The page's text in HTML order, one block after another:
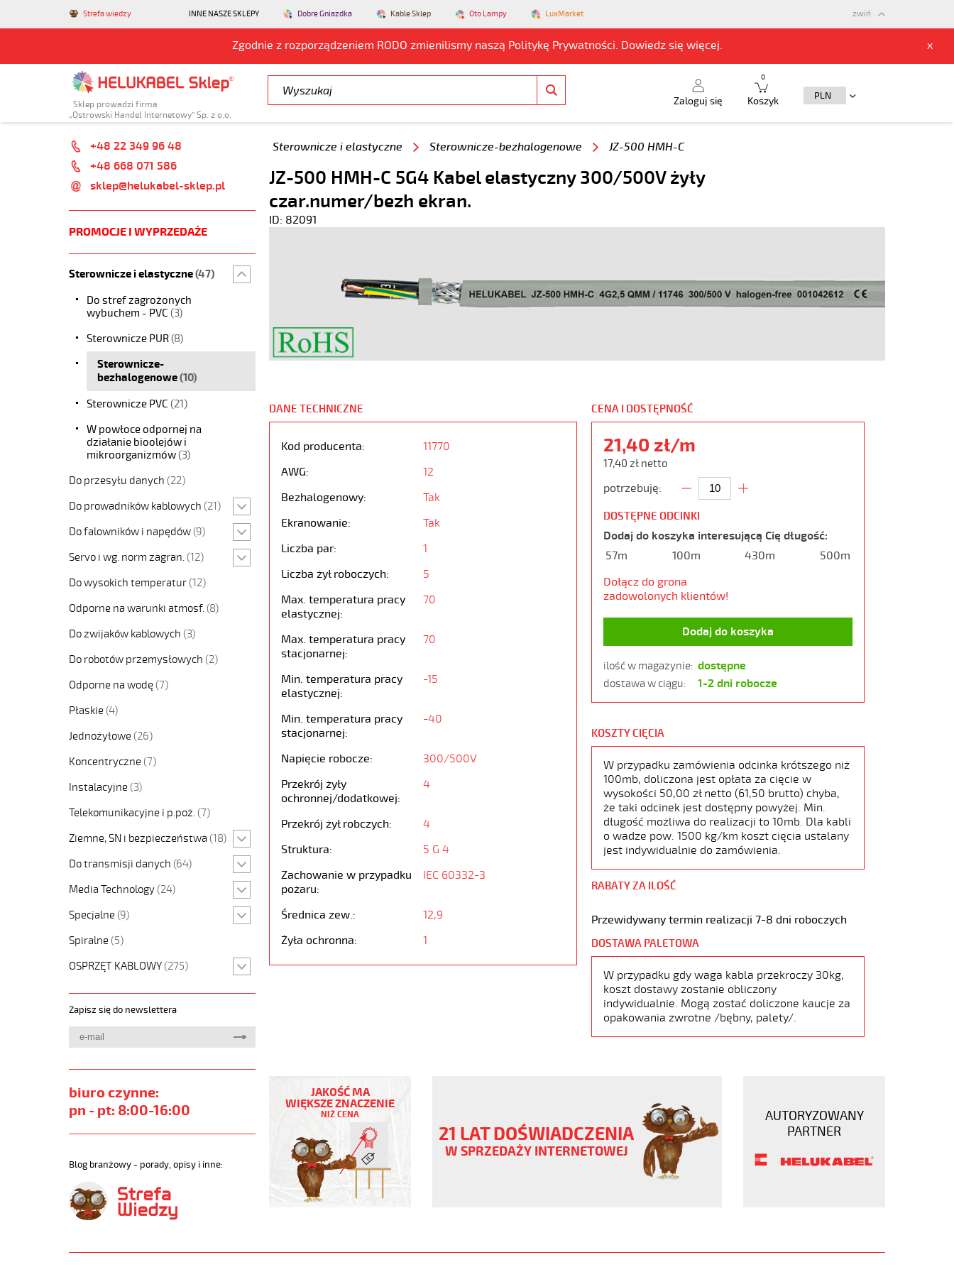
Strefa wiedzy INNE NASZE SKLEPY Dobre Gniazdka Kable Sklep Oto Lampy LuxMarket
Zgodnie z rozporządzeniem RODO zmienilismy naszą Politykę Prywatności. Dowiedz się więcej. x
zwiń
Sklep prowadzi firma
„Ostrowski Handel Internetowy” Sp. z o.o.
Zaloguj się Koszyk
0
+48 22 349 96 48
+48 668 071 586
sklep@helukabel-sklep.pl
PROMOCJE I WYPRZEDAŻE
Sterownicze i elastyczne(47)
Do stref zagrożonych
wybuchem - PVC (3)
Sterownicze PUR(8)
Sterownicze-
bezhalogenowe(10)
Sterownicze PVC (21)
W powłoce odpornej na
działanie bioolejów i
mikroorganizmów(3)
Do przesyłu danych (22)
Do prowadników kablowych (21)
Do falowników i napędów (9)
Servo i wg. norm zagran. (12)
Do wysokich temperatur (12)
Odporne na warunki atmosf. (8)
Do zwijaków kablowych (3)
Do robotów przemysłowych (2)
Odporne na wodę (7)
Płaskie (4)
Jednożyłowe (26)
Koncentryczne (7)
Instalacyjne (3)
Telekomunikacyjne i p.poż. (7)
Ziemne, SN i bezpieczeństwa (18)
Do transmisji danych (64)
Media Technology (24)
Specjalne (9)
Spiralne (5)
OSPRZĘT KABLOWY (275)
Zapisz się do newslettera
biuro czynne:
pn - pt: 8:00-16:00
Blog branżowy - porady, opisy i inne:
Sterownicze i elastyczne Sterownicze-bezhalogenowe JZ-500 HMH-C
JZ-500 HMH-C 5G4 Kabel elastyczny 300/500V żyły
czar.numer/bezh ekran.
ID: 82091
DANE TECHNICZNE
Kod producenta:
11770
AWG:
12
Bezhalogenowy:
Tak
Ekranowanie:
Tak
Liczba par:
1
Liczba żył roboczych:
5
Max. temperatura pracy
elastycznej:
70
Max. temperatura pracy
stacjonarnej:
70
Min. temperatura pracy
elastycznej:
-15
Min. temperatura pracy
stacjonarnej:
-40
Napięcie robocze:
300/500V
Przekrój żyły
ochronnej/dodatkowej:
4
Przekrój żył robczych:
4
Struktura:
5 G 4
Zachowanie w przypadku
pożaru:
IEC 60332-3
Średnica zew.:
12,9
Żyła ochronna:
1
CENA I DOSTĘPNOŚĆ
21,40 zł/m
17,40 zł netto
potrzebuję:
DOSTĘPNE ODCINKI
Dodaj do koszyka interesującą Cię długość:
57m
100m 430m
500m
Dołącz do grona
zadowolonych klientów!
Dodaj do koszyka
ilość w magazynie: dostępne
dostawa w ciągu: 1-2 dni robocze
KOSZTY CIĘCIA
W przypadku zamówienia odcinka krótszego niż
100mb, doliczona jest opłata za cięcie w
wysokości 50,00 zł netto (61,50 brutto) chyba,
że taki odcinek jest dostępny powyżej. Min.
długość możliwa do realizacji to 10mb. Dla kabli
o wadze pow. 1500 kg/km koszt cięcia ustalany
jest indywidualnie do zamówienia.
RABATY ZA ILOŚĆ
Przewidywany termin realizacji 7-8 dni roboczych
DOSTAWA PALETOWA
W przypadku gdy waga kabla przekroczy 30kg,
koszt dostawy zostanie obliczony
indywidualnie. Mogą zostać doliczone kaucje za
opakowania zwrotne /bębny, palety/.
HMH-
Kabel
elastyczny
300/500V
czar.numer/bezh
JZ-
JAKOŚĆ MA
WIĘKSZE ZNACZENIE
NIŻ CENA
21 LAT DOŚWIADCZENIA
W SPRZEDAŻY INTERNETOWEJ
AUTORYZOWANY
PARTNER